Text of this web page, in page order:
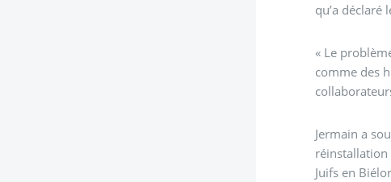
qu’a déclaré
« Le
comme des
Jermain a
réinstallation
Juifs en